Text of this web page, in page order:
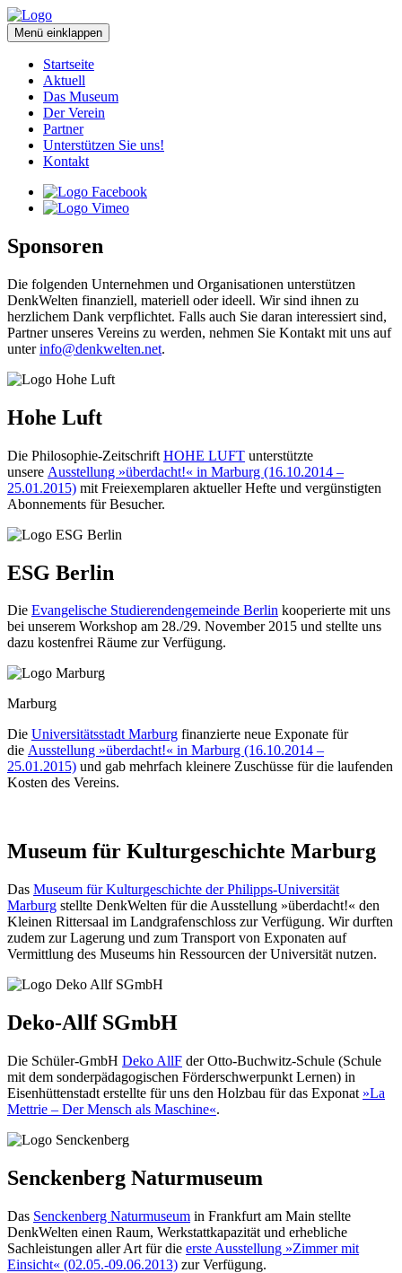
Menü einklappen
Startseite
Aktuell
Das Museum
Der Verein
Partner
Unterstützen Sie uns!
Kontakt
Sponsoren
Die folgenden Unternehmen und Organisationen unterstützen
DenkWelten finanziell, materiell oder ideell. Wir sind ihnen zu
herzlichem Dank verpflichtet. Falls auch Sie daran interessiert sind,
Partner unseres Vereins zu werden, nehmen Sie Kontakt mit uns auf
unterinfo@denkwelten.net.
Hohe Luft
Die Philosophie-Zeitschrift HOHE LUFT unterstützte
unsere Ausstellung »überdacht!« in Marburg (16.10.2014 –
25.01.2015) mit Freiexemplaren aktueller Hefte und vergünstigten
Abonnements für Besucher.
ESG Berlin
Die Evangelische Stu­die­ren­den­ge­mein­de Berlin kooperierte mit uns
bei unserem Workshop am 28./29. November 2015 und stellte uns
dazu kostenfrei Räume zur Verfügung.
Marburg
Die Universitätsstadt Marburg finanzierte neue Exponate für
die Ausstellung »überdacht!« in Marburg (16.10.2014 –
25.01.2015) und gab mehrfach kleinere Zuschüsse für die laufenden
Kosten des Vereins.
Museum für Kulturgeschichte Marburg
Das Museum für Kulturgeschichte der Philipps-Universität
Marburg stellte DenkWelten für die Ausstellung »überdacht!« den
Kleinen Rittersaal im Landgrafenschloss zur Verfügung. Wir durften
zudem zur Lagerung und zum Transport von Exponaten auf
Vermittlung des Museums hin Ressourcen der Universität nutzen.
Deko-Allf SGmbH
Die Schüler-GmbH Deko AllF der Otto-Buchwitz-Schule (Schule
mit dem sonderpädagogischen Förderschwerpunkt Lernen) in
Eisenhüttenstadt erstellte für uns den Holzbau für das Exponat »La
Mettrie – Der Mensch als Maschine«.
Senckenberg Naturmuseum
Das Senckenberg Naturmuseum in Frankfurt am Main stellte
DenkWelten einen Raum, Werkstattkapazität und erhebliche
Sachleistungen aller Art für die erste Ausstellung »Zimmer mit
Einsicht« (02.05.-09.06.2013) zur Verfügung.